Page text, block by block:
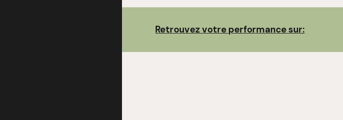
Retrouvez votre performance sur: